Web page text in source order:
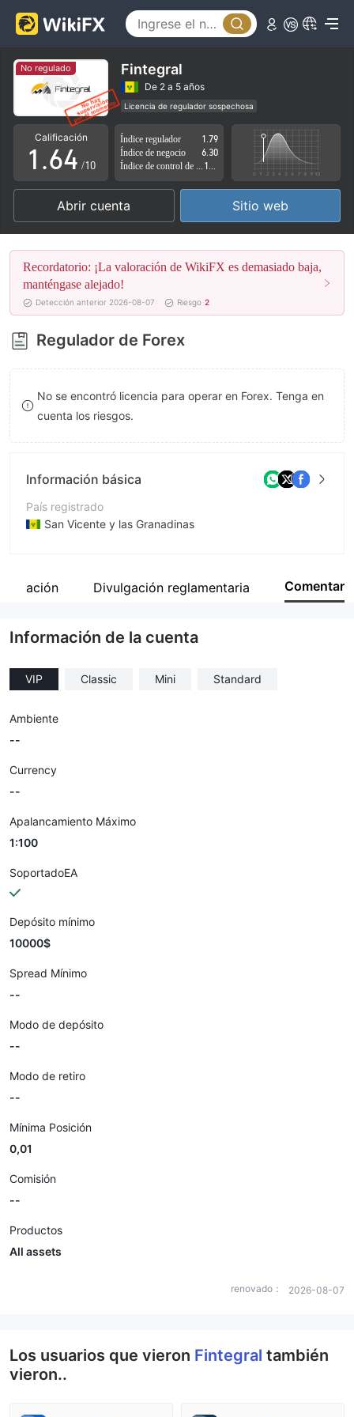
No regulado Fintegral
De 2 a 5 años
Licencia de regulador sospechosa
Zona de negocio sospechoso
Riesgo potencial alto
Calificación
0
1
2
3
4
5
6
7
8
9
.
2
3
4
5
6
7
8
9
0
1
2
3
4
5
6
7
8
9
/10
Índice regulador
1.79
Índice de negocio
6.30
Abrir cuenta Sitio web
Recordatorio: ¡La valoración de WikiFX es demasiado baja,
manténgase alejado!
Detección anterior 2026-08-07 Riesgo 2
Regulador de Forex
No se encontró licencia para operar en Forex. Tenga en
cuenta los riesgos.
Información básica
País registrado
San Vicente y las Granadinas
Empresa
Divulgación reglamentaria Comentar
Información de la cuenta
VIP Classic Mini Standard
Ambiente
--
Currency
--
Apalancamiento Máximo
1:100
SoportadoEA
Depósito mínimo
10000$
Spread Mínimo
--
Modo de depósito
--
Modo de retiro
--
Mínima Posición
0,01
Comisión
--
Productos
All assets
renovado： 2026-08-07
Los usuarios que vieron Fintegral también
vieron..